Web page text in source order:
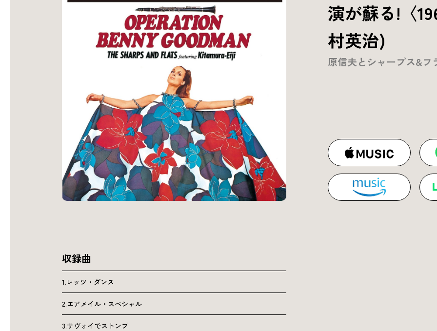
演が蘇る!〈
村英治)
原信夫とシャープス&フ
収録曲
1.レッツ・ダンス
2.エアメイル・スペシャル
3.サヴォイでストンプ